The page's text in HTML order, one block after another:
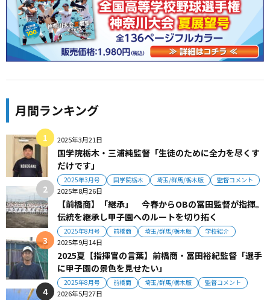
月間ランキング
2025年3月21日
国学院栃木・三浦純監督「生徒のために全力を尽くす
だけです」
2025年3月号 国学院栃木 埼玉/群馬/栃木版 監督コメント
2025年8月26日
【前橋商】「継承」 今春からOBの冨田監督が指揮。
伝統を継承し甲子園へのルートを切り拓く
2025年8月号 前橋商 埼玉/群馬/栃木版 学校紹介
2025年9月14日
2025夏【指揮官の言葉】前橋商・冨田裕紀監督「選手
に甲子園の景色を見せたい」
2025年8月号 前橋商 埼玉/群馬/栃木版 監督コメント
2026年5月27日